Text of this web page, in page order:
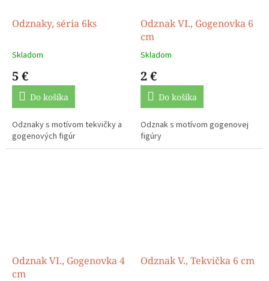
Odznaky, séria 6ks
Skladom
5 €
Do košíka
Odznaky s motívom tekvičky a
gogenových figúr
Odznak VI., Gogenovka 6
cm
Skladom
2 €
Do košíka
Odznak s motívom gogenovej
figúry
Odznak VI., Gogenovka 4
cm
Odznak V., Tekvička 6 cm